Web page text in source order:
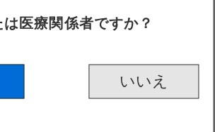
は医療関係者ですか？